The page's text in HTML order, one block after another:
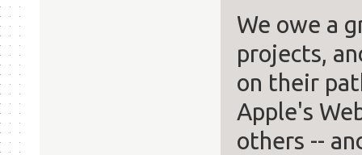
We owe a
projects,
on their
Apple's
others --